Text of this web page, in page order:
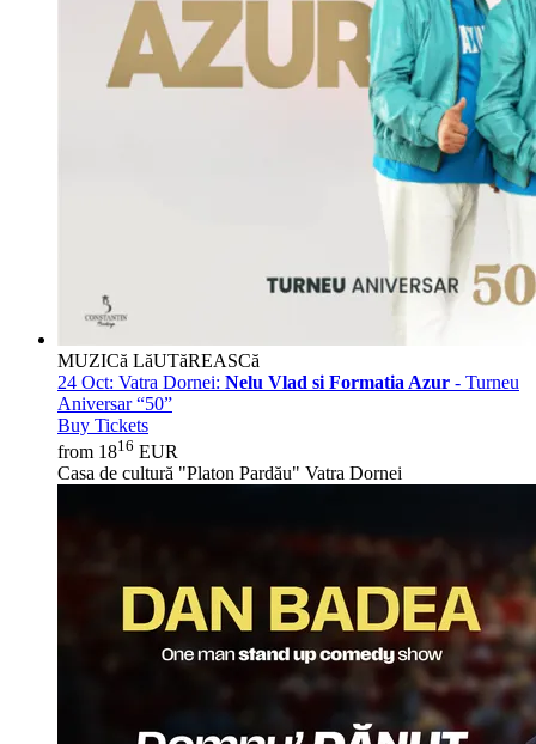
MUZICă LăUTăREASCă
24 Oct: Vatra Dornei: Nelu Vlad si Formatia Azur - Turneu
Aniversar “50”
Buy Tickets
from 1816 EUR
Casa de cultură "Platon Pardău" Vatra Dornei